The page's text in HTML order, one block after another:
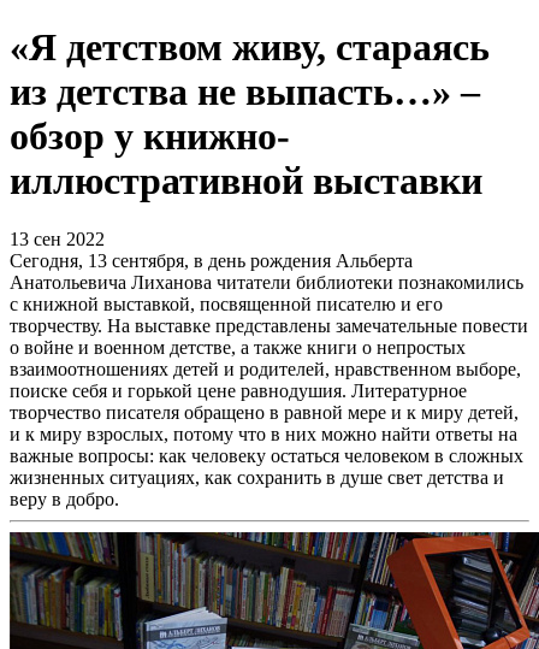
«Я детством живу, стараясь
из детства не выпасть…» –
обзор у книжно-
иллюстративной выставки
13 сен 2022
Сегодня, 13 сентября, в день рождения Альберта
Анатольевича Лиханова читатели библиотеки познакомились
с книжной выставкой, посвященной писателю и его
творчеству. На выставке представлены замечательные повести
о войне и военном детстве, а также книги о непростых
взаимоотношениях детей и родителей, нравственном выборе,
поиске себя и горькой цене равнодушия. Литературное
творчество писателя обращено в равной мере и к миру детей,
и к миру взрослых, потому что в них можно найти ответы на
важные вопросы: как человеку остаться человеком в сложных
жизненных ситуациях, как сохранить в душе свет детства и
веру в добро.